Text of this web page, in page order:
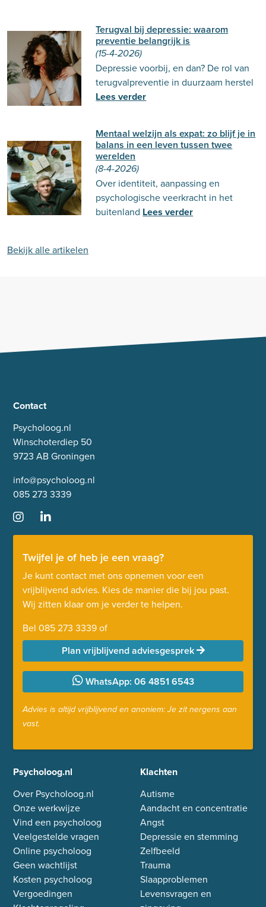
Terugval bij depressie: waarom
preventie belangrijk is
(15-4-2026)
Depressie voorbij, en dan? De rol van
terugvalpreventie in duurzaam herstel
Lees verder
Mentaal welzijn als expat: zo blijf je in
balans in een leven tussen twee
werelden
(8-4-2026)
Over identiteit, aanpassing en
psychologische veerkracht in het
buitenland Lees verder
Bekijk alle artikelen
Contact
Psycholoog.nl
Winschoterdiep 50
9723 AB Groningen
info@psycholoog.nl
085 273 3339
Twijfel je of heb je een vraag?
Je kunt contact met ons opnemen voor een
vrijblijvend advies. Kies de manier die bij jou past.
Wij zitten klaar om je verder te helpen.
Bel 085 273 3339of
Plan vrijblijvend adviesgesprek
WhatsApp: 06 4851 6543
Advies is altijd vrijblijvend en anoniem: Je zit nergens aan
vast.
Psycholoog.nl
Over Psycholoog.nl
Onze werkwijze
Vind een psycholoog
Veelgestelde vragen
Online psycholoog
Geen wachtlijst
Kosten psycholoog
Vergoedingen
Klachten
Autisme
Aandacht en concentratie
Angst
Depressie en stemming
Zelfbeeld
Trauma
Slaapproblemen
Levensvragen en